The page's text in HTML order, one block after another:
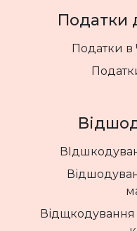
Податки
Податки в